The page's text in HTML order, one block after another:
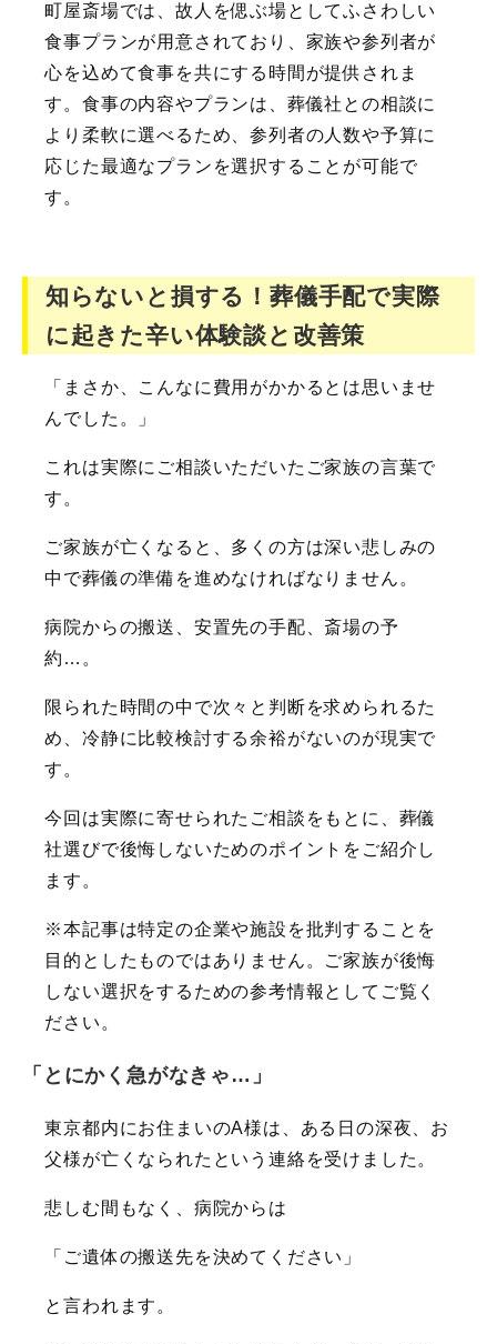
町屋斎場では、故人を偲ぶ場としてふさわしい
食事プランが用意されており、家族や参列者が
心を込めて食事を共にする時間が提供されま
す。食事の内容やプランは、葬儀社との相談に
より柔軟に選べるため、参列者の人数や予算に
応じた最適なプランを選択することが可能で
す。
知らないと損する！葬儀手配で実際
に起きた辛い体験談と改善策
「まさか、こんなに費用がかかるとは思いませ
んでした。」
これは実際にご相談いただいたご家族の言葉で
す。
ご家族が亡くなると、多くの方は深い悲しみの
中で葬儀の準備を進めなければなりません。
病院からの搬送、安置先の手配、斎場の予
約…。
限られた時間の中で次々と判断を求められるた
め、冷静に比較検討する余裕がないのが現実で
す。
今回は実際に寄せられたご相談をもとに、葬儀
社選びで後悔しないためのポイントをご紹介し
ます。
※本記事は特定の企業や施設を批判することを
目的としたものではありません。ご家族が後悔
しない選択をするための参考情報としてご覧く
ださい。
「とにかく急がなきゃ…」
東京都内にお住まいのA様は、ある日の深夜、お
父様が亡くなられたという連絡を受けました。
悲しむ間もなく、病院からは
「ご遺体の搬送先を決めてください」
と言われます。